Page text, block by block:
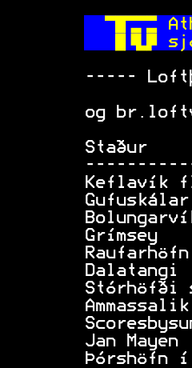

  
-----
og
Staður
Keflavík
Grímsey